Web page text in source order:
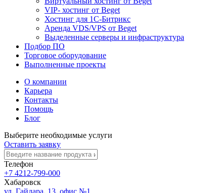
VIP- хостинг от Beget
Хостинг для 1С-Битрикс
Аренда VDS/VPS от Beget
Выделенные серверы и инфраструктура
Подбор ПО
Торговое оборудование
Выполненные проекты
О компании
Карьера
Контакты
Помощь
Блог
Выберите необходимые услуги
Оставить заявку
Телефон
+7 4212-799-000
Хабаровск
ул. Гайдара, 13, офис №1